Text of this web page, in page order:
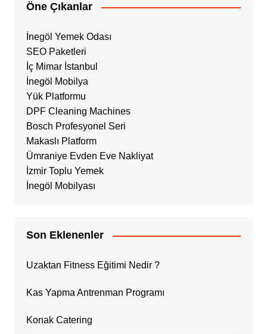
Öne Çıkanlar
İnegöl Yemek Odası
SEO Paketleri
İç Mimar İstanbul
İnegöl Mobilya
Yük Platformu
DPF Cleaning Machines
Bosch Profesyonel Seri
Makaslı Platform
Ümraniye Evden Eve Nakliyat
İzmir Toplu Yemek
İnegöl Mobilyası
Son Eklenenler
Uzaktan Fitness Eğitimi Nedir ?
Kas Yapma Antrenman Programı
Konak Catering